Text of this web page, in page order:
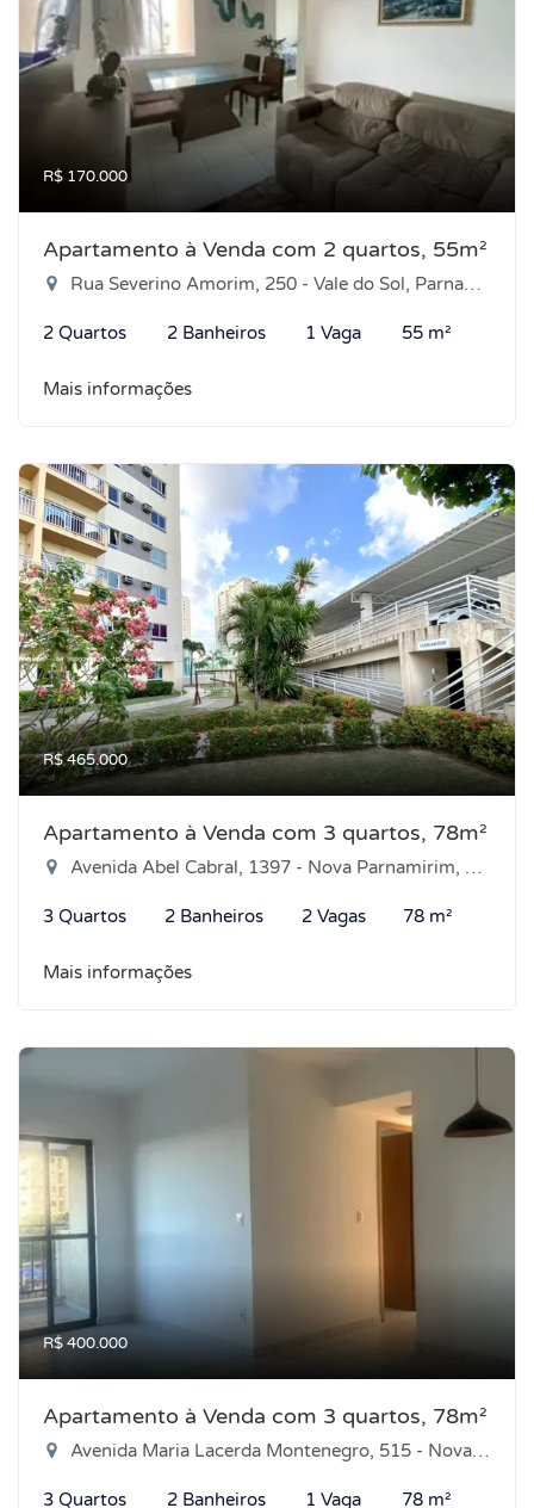
R$ 170.000
Apartamento à Venda com 2 quartos, 55m²
Rua Severino Amorim, 250 - Vale do Sol, Parnamirim-RN
2 Quartos 2 Banheiros 1 Vaga 55 m²
Mais informações
R$ 465.000
Apartamento à Venda com 3 quartos, 78m²
Avenida Abel Cabral, 1397 - Nova Parnamirim, Parnamirim-RN
3 Quartos 2 Banheiros 2 Vagas 78 m²
Mais informações
R$ 400.000
Apartamento à Venda com 3 quartos, 78m²
Avenida Maria Lacerda Montenegro, 515 - Nova Parnamirim, Parnamirim-RN
3 Quartos 2 Banheiros 1 Vaga 78 m²